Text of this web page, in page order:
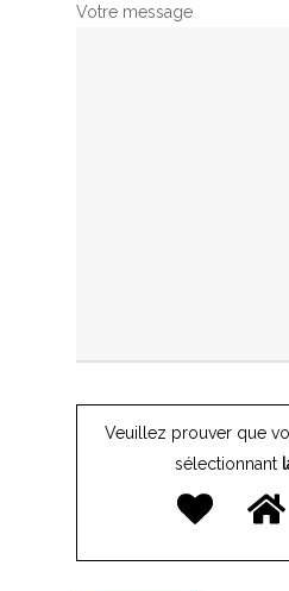
Votre message
Veuillez prouver que
sélectionnant